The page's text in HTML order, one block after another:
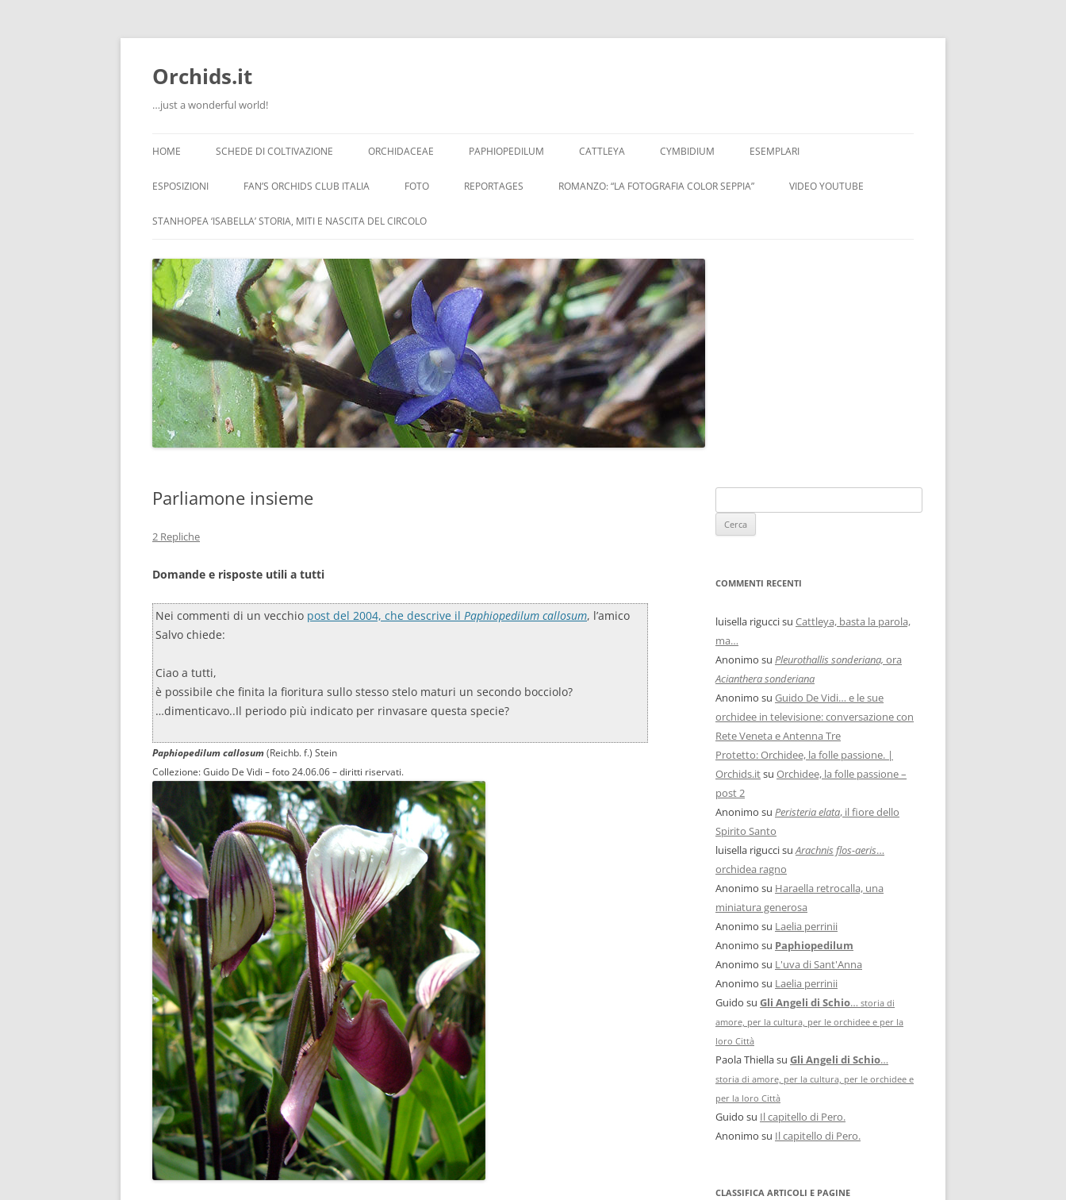
Orchids.it
…just a wonderful world!
al
HOME
INFO
LA SERRA DI GUIDO
SCHEDE DI COLTIVAZIONE ORCHIDACEAE PAPHIOPEDILUM CATTLEYA CYMBIDIUM ESEMPLARI
ESPOSIZIONI FAN’S ORCHIDS CLUB ITALIA FOTO REPORTAGES ROMANZO: “LA FOTOGRAFIA COLOR SEPPIA” VIDEO YOUTUBE
STANHOPEA ‘ISABELLA’ STORIA, MITI E NASCITA DEL CIRCOLO
Parliamone insieme
2 Repliche
Domande e risposte utili a tutti
Nei commenti di un vecchio post del 2004, che descrive il Paphiopedilum callosum, l’amico
Salvo chiede:
Ciao a tutti,
è possibile che finita la fioritura sullo stesso stelo maturi un secondo bocciolo?
…dimenticavo..Il periodo più indicato per rinvasare questa specie?
Paphiopedilum callosum (Reichb. f.) Stein
Collezione: Guido De Vidi – foto 24.06.06 – diritti riservati.
COMMENTI RECENTI
luisella riguccisu Cattleya, basta la parola,
ma…
Anonimo su Pleurothallis sonderiana, ora
Acianthera sonderiana
Anonimo su Guido De Vidi… e le sue
orchidee in televisione: conversazione con
Rete Veneta e Antenna Tre
Protetto: Orchidee, la folle passione. |
Orchids.itsu Orchidee, la folle passione –
post 2
Anonimo su Peristeria elata, il fiore dello
Spirito Santo
luisella riguccisuArachnis flos-aeris…
orchidea ragno
Anonimo su Haraella retrocalla, una
miniatura generosa
Anonimo su Laelia perrinii
Anonimo su Paphiopedilum
Anonimo su L'uva di Sant'Anna
Anonimo su Laelia perrinii
Guido su Gli Angeli di Schio… storia di
amore, per la cultura, per le orchidee e per la
loro Città
Paola Thiellasu Gli Angeli di Schio…
storia di amore, per la cultura, per le orchidee e
per la loro Città
Guido su Il capitello di Pero.
Anonimo su Il capitello di Pero.
CLASSIFICA ARTICOLI E PAGINE